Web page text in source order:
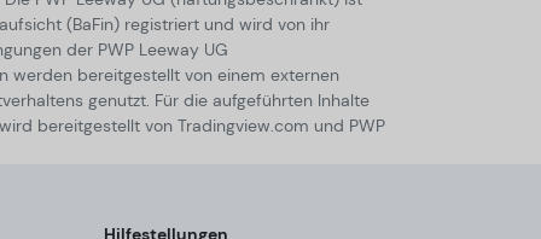
(BaFin) registriert und wird von ihr
der PWP Leeway UG
werden bereitgestellt von einem externen
genutzt. Für die aufgeführten Inhalte
bereitgestellt von Tradingview.com und PWP
Hilfestellungen